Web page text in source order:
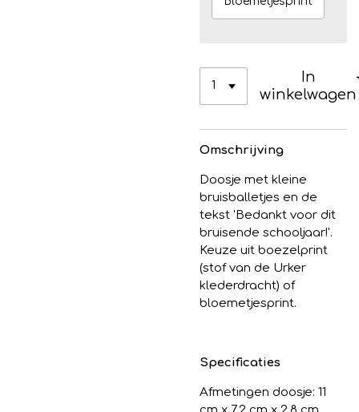
In
winkelwagen
Omschrijving
Doosje met kleine
bruisballetjes en de
tekst 'Bedankt voor dit
bruisende schooljaar!'.
Keuze uit boezelprint
(stof van de Urker
klederdracht) of
bloemetjesprint.
Specificaties
Afmetingen doosje: 11